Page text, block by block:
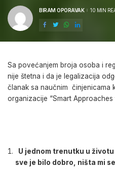
POSTED
BIRAM OPORAVAK 10 MIN
Sa povećanjem broja osoba i
nije štetna i da je legalizacija
članak sa naučnim činjenicama
organizacije “Smart
U jednom trenutku u
sve je bilo dobro, ništa mi